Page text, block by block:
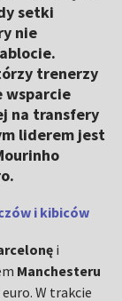
setki
nie
trenerzy
wsparcie
na transfery
liderem jest
i kibiców
i
Manchesteru
W trakcie